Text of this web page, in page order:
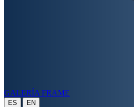
GALERÍA FRAME
ES | EN